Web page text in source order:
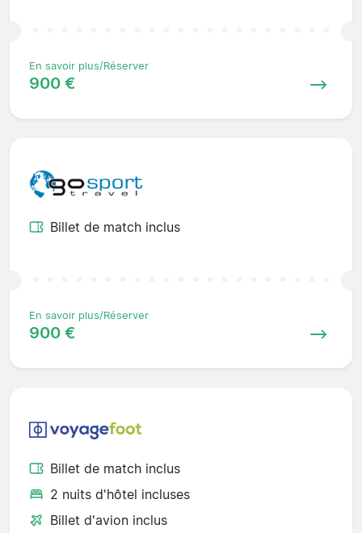
En savoir plus/Réserver
900 €
Billet de match inclus
En savoir plus/Réserver
900 €
Billet de match inclus
2 nuits d'hôtel incluses
Billet d'avion inclus